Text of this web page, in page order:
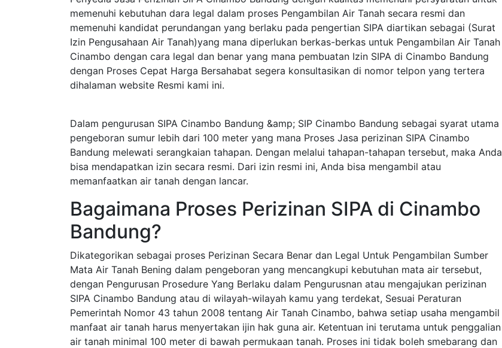
memenuhi kebutuhan dara legal dalam proses Pengambilan Air Tanah secara resmi dan
memenuhi kandidat perundangan yang berlaku pada pengertian SIPA diartikan sebagai (Surat
Izin Pengusahaan Air Tanah)yang mana diperlukan berkas-berkas untuk Pengambilan Air Tanah
Cinambo dengan cara legal dan benar yang mana pembuatan Izin SIPA di Cinambo Bandung
dengan Proses Cepat Harga Bersahabat segera konsultasikan di nomor telpon yang tertera
dihalaman website Resmi kami ini.
Dalam pengurusan SIPA Cinambo Bandung &amp; SIP Cinambo Bandung sebagai syarat utama
pengeboran sumur lebih dari 100 meter yang mana Proses Jasa perizinan SIPA Cinambo
Bandung melewati serangkaian tahapan. Dengan melalui tahapan-tahapan tersebut, maka Anda
bisa mendapatkan izin secara resmi. Dari izin resmi ini, Anda bisa mengambil atau
memanfaatkan air tanah dengan lancar.
Bagaimana Proses Perizinan SIPA di Cinambo
Bandung?
Dikategorikan sebagai proses Perizinan Secara Benar dan Legal Untuk Pengambilan Sumber
Mata Air Tanah Bening dalam pengeboran yang mencangkupi kebutuhan mata air tersebut,
dengan Pengurusan Prosedure Yang Berlaku dalam Pengurusnan atau mengajukan perizinan
SIPA Cinambo Bandung atau di wilayah-wilayah kamu yang terdekat, Sesuai Peraturan
Pemerintah Nomor 43 tahun 2008 tentang Air Tanah Cinambo, bahwa setiap usaha mengambil
manfaat air tanah harus menyertakan ijin hak guna air. Ketentuan ini terutama untuk penggalian
air tanah minimal 100 meter di bawah permukaan tanah. Proses ini tidak boleh smebarang dan